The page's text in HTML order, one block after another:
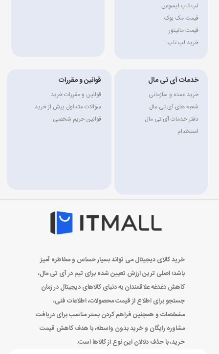
لپ تاپ ایسوس
قیمت مک بوک
قیمت مانیتور
خرید لپ تاپ
خدمات آی تی مال
خرید عمده و سازمانی
شعبه های آی تی مال
دفتر خدمات آی تی مال
استخدام
قوانین و مقررات
قوانین و مقررات خرید
سوالات متداول پیش از خرید
قوانین حریم شخصی
خرید کالای دیجیتال می تواند بسیار حساس و مخاطره آمیز
باشد؛ اصلی ترین ارزش تعیین شده برای تیم در آی تی مال،
کاهش دغدغه علاقمندان به دنیای کالاهای دیجیتال در زمان
جستجو برای اطلاع از قیمت محصولات، اطلاعات فنی،
مشخصات و همچنین فراهم کردن بستر مناسب برای دریافت
مشاوره رایگان و خرید بدون واسطه، با هدف کاهش قیمت
خرید، با حذف دلالان این نوع از کالاها است.